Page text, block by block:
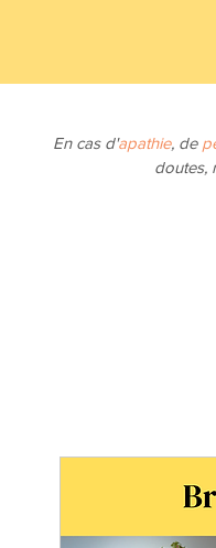
En cas d'apathie, de
doutes,